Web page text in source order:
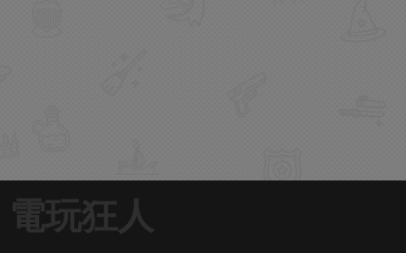
電玩狂人